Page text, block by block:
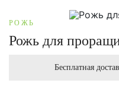
РОЖЬ
Рожь для
Бесплатная